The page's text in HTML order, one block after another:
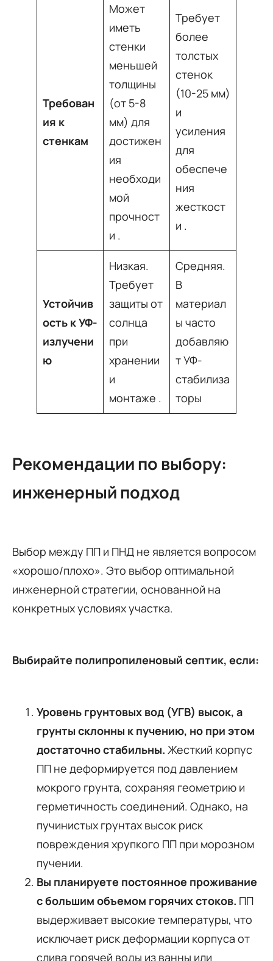
Требован
ия к
стенкам
Может
иметь
стенки
меньшей
толщины
(от 5-8
мм) для
достижен
ия
необходи
мой
прочност
и .
Требует
более
толстых
стенок
(10-25 мм)
и
усиления
для
обеспече
ния
жесткост
и .
Устойчив
ость к УФ-
излучени
ю
Низкая.
Требует
защиты от
солнца
при
хранении
и
монтаже .
Средняя.
В
материал
ы часто
добавляю
т УФ-
стабилиза
торы
Рекомендации по выбору:
инженерный подход
Выбор между ПП и ПНД не является вопросом
«хорошо/плохо». Это выбор оптимальной
инженерной стратегии, основанной на
конкретных условиях участка.
Выбирайте полипропиленовый септик, если:
Уровень грунтовых вод (УГВ) высок, а
грунты склонны к пучению, но при этом
достаточно стабильны. Жесткий корпус
ПП не деформируется под давлением
мокрого грунта, сохраняя геометрию и
герметичность соединений. Однако, на
пучинистых грунтах высок риск
повреждения хрупкого ПП при морозном
пучении.
Вы планируете постоянное проживание
с большим объемом горячих стоков. ПП
выдерживает высокие температуры, что
исключает риск деформации корпуса от
слива горячей воды из ванны или